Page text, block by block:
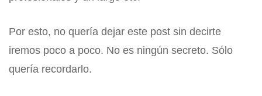
Por esto, no quería dejar este post sin decirte
iremos poco a poco. No es ningún secreto. Sólo
quería recordarlo.